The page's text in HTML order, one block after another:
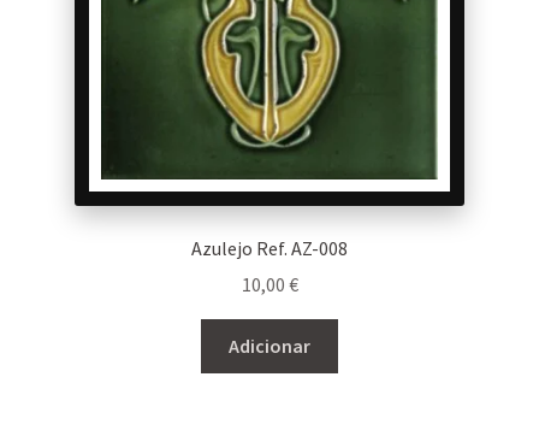
Azulejo Ref. AZ-008
10,00 €
Adicionar